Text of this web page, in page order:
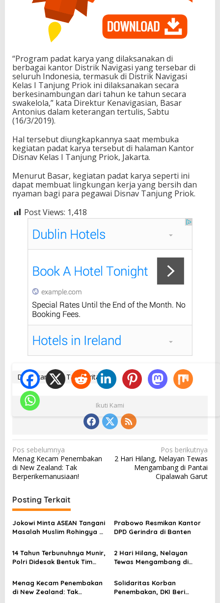
“Program padat karya yang dilaksanakan di
berbagai kantor Distrik Navigasi yang tersebar di
seluruh Indonesia, termasuk di Distrik Navigasi
Kelas I Tanjung Priok ini dilaksanakan secara
berkesinambungan dari tahun ke tahun secara
swakelola,” kata Direktur Kenavigasian, Basar
Antonius dalam keterangan tertulis, Sabtu
(16/3/2019).
Hal tersebut diungkapkannya saat membuka
kegiatan padat karya tersebut di halaman Kantor
Disnav Kelas I Tanjung Priok, Jakarta.
Menurut Basar, kegiatan padat karya seperti ini
dapat membuat lingkungan kerja yang bersih dan
nyaman bagi para pegawai Disnav Tanjung Priok.
Post Views: 1,418
DKI Jakarta Tag Berita
Ikuti Kami
N
a
v
g
a
s
p
s
Pos sebelumnya
Menag Kecam Penembakan
di New Zealand: Tak
Berperikemanusiaan!
Pos berikutnya
2 Hari Hilang, Nelayan Tewas
Mengambang di Pantai
Cipalawah Garut
Posting Terkait
Jokowi Minta ASEAN Tangani
Masalah Muslim Rohingya di
Prabowo Resmikan Kantor
DPD Gerindra di Banten
14 Tahun Terbunuhnya Munir,
Polri Didesak Bentuk Tim
2 Hari Hilang, Nelayan
Tewas Mengambang di
Menag Kecam Penembakan
di New Zealand: Tak
Solidaritas Korban
Penembakan, DKI Beri